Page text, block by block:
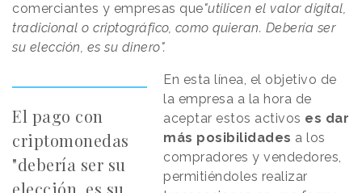
comerciantes y empresas que"utilicen el valor digital,
tradicional o criptográfico, como quieran. Debería ser
su elección, es su dinero".
El pago con
criptomonedas
"debería ser su
En esta línea, el objetivo de
la empresa a la hora de
aceptar estos activos es dar
más posibilidades a los
compradores y vendedores,
permitiéndoles realizar